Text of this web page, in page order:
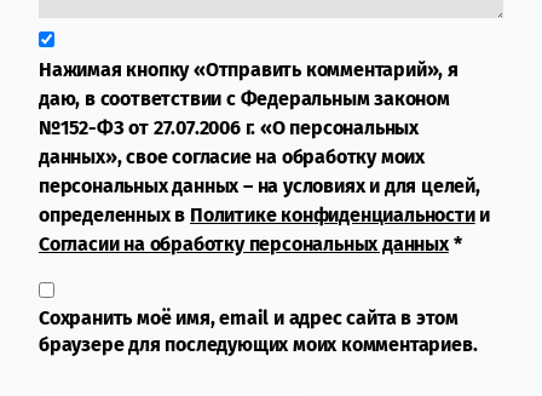
Нажимая кнопку «Отправить комментарий», я
даю, в соответствии с Федеральным законом
№152-ФЗ от 27.07.2006 г. «О персональных
данных», свое согласие на обработку моих
персональных данных – на условиях и для целей,
определенных в Политике конфиденциальностии
Согласии на обработку персональных данных*
Сохранить моё имя, email и адрес сайта в этом
браузере для последующих моих комментариев.